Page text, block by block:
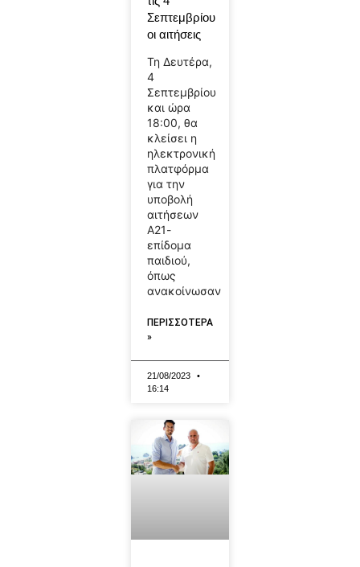
Σεπτεμβρίου
οι αιτήσεις
Τη Δευτέρα,
4
Σεπτεμβρίου
και ώρα
18:00, θα
κλείσει η
ηλεκτρονική
πλατφόρμα
για την
υποβολή
αιτήσεων
Α21-
επίδομα
παιδιού,
όπως
ανακοίνωσαν
ΠΕΡΙΣΣΟΤΕΡΑ
»
21/08/2023
16:14